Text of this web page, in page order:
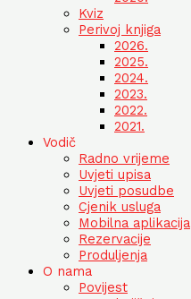
Kviz
Perivoj knjiga
2026.
2025.
2024.
2023.
2022.
2021.
Vodič
Radno vrijeme
Uvjeti upisa
Uvjeti posudbe
Cjenik usluga
Mobilna aplikacija
Rezervacije
Produljenja
O nama
Povijest